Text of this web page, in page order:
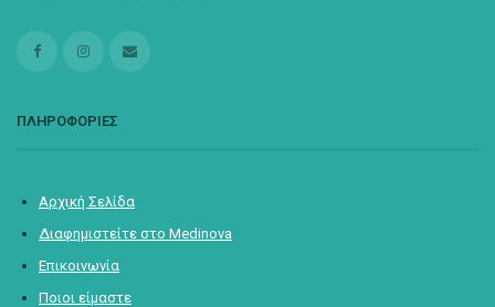
ΠΛΗΡΟΦΟΡΙΕΣ
Αρχική Σελίδα
Διαφημιστείτε στο Medinova
Επικοινωνία
Ποιοι είμαστε